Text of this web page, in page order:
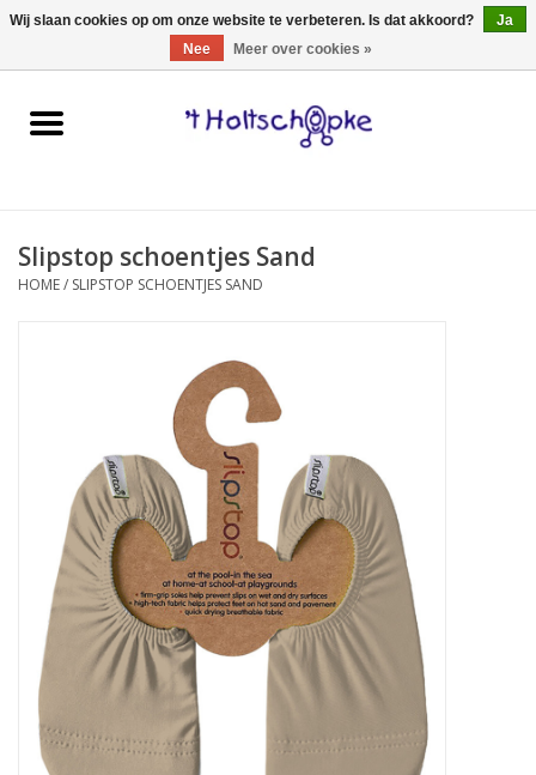
0 Artikelen - €0,00
Home
spellen
hebbedingen
kinderkamer
eten & drinken
knuffels
boeken
Slipstop schoentjes Sand
HOME/ SLIPSTOP SCHOENTJES SAND
Wij slaan cookies op om onze website te verbeteren. Is dat akkoord?
Ja
Nee
Meer over cookies »